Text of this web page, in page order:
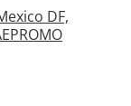
DF,